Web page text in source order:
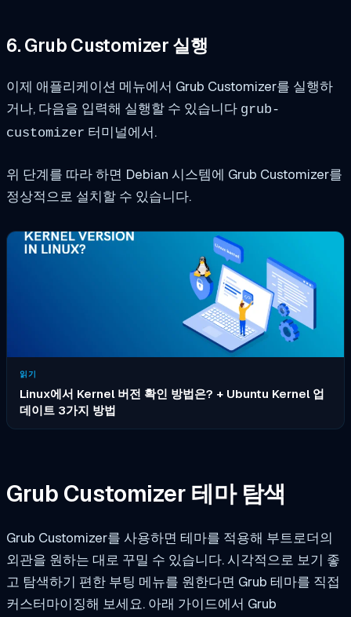
6. Grub Customizer 실행
이제 애플리케이션 메뉴에서 Grub Customizer를 실행하
거나, 다음을 입력해 실행할 수 있습니다 grub-
customizer 터미널에서.
위 단계를 따라 하면 Debian 시스템에 Grub Customizer를
정상적으로 설치할 수 있습니다.
읽기
Linux에서 Kernel 버전 확인 방법은? + Ubuntu Kernel 업
데이트 3가지 방법
Grub Customizer 테마 탐색
Grub Customizer를 사용하면 테마를 적용해 부트로더의
외관을 원하는 대로 꾸밀 수 있습니다. 시각적으로 보기 좋
고 탐색하기 편한 부팅 메뉴를 원한다면 Grub 테마를 직접
커스터마이징해 보세요. 아래 가이드에서 Grub